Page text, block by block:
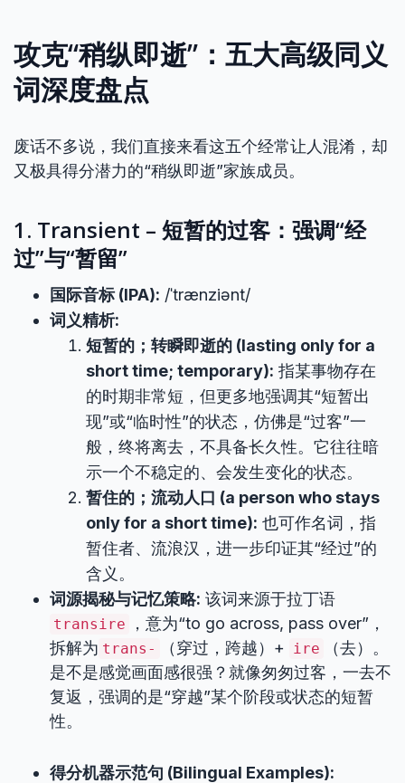
攻克“稍纵即逝”：五大高级同义
词深度盘点
废话不多说，我们直接来看这五个经常让人混淆，却
又极具得分潜力的“稍纵即逝”家族成员。
1. Transient – 短暂的过客：强调“经
过”与“暂留”
国际音标 (IPA): /ˈtrænziənt/
词义精析:
短暂的；转瞬即逝的 (lasting only for a
short time; temporary): 指某事物存在
的时期非常短，但更多地强调其“短暂出
现”或“临时性”的状态，仿佛是“过客”一
般，终将离去，不具备长久性。它往往暗
示一个不稳定的、会发生变化的状态。
暂住的；流动人口 (a person who stays
only for a short time): 也可作名词，指
暂住者、流浪汉，进一步印证其“经过”的
含义。
词源揭秘与记忆策略: 该词来源于拉丁语
transire
，意为“to go across, pass over”，
拆解为 trans- （穿过，跨越）+ ire
（去）。
是不是感觉画面感很强？就像匆匆过客，一去不
复返，强调的是“穿越”某个阶段或状态的短暂
性。
得分机器示范句 (Bilingual Examples):